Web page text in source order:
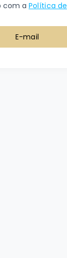
com a Política de
E-mail